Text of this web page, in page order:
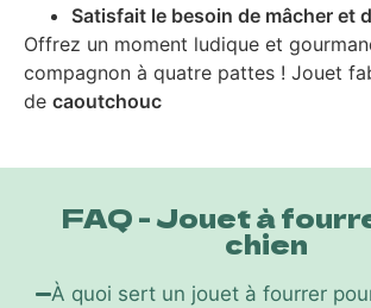
Satisfait le besoin de mâcher et
Offrez un moment ludique et
compagnon à quatre pattes ! Jouet
de caoutchouc
FAQ - Jouet à
chien
À quoi sert un jouet à fourrer